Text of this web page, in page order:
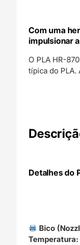
Com uma
impulsionar
O PLA HR-
típica do PLA.
Detalhes do
Bico
Temperatura: